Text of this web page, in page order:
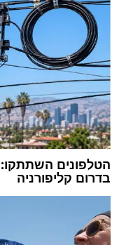
הטלפונים
בדרום קליפורניה